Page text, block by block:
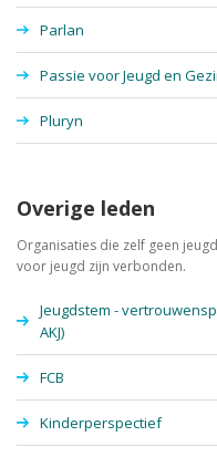
Parlan
Passie voor Jeugd en
Pluryn
Overige leden
Organisaties die zelf geen
voor jeugd zijn verbonden.
Jeugdstem -
AKJ)
FCB
Kinderperspectief